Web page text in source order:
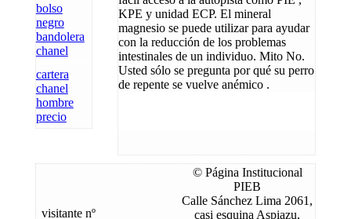
bolso
negro
bandolera
chanel
cartera
chanel
hombre
precio
KPE y unidad ECP. El mineral
magnesio se puede utilizar para ayudar
con la reducción de los problemas
intestinales de un individuo. Mito No.
Usted sólo se pregunta por qué su perro
de repente se vuelve anémico .
visitante nº
© Página Institucional
PIEB
Calle Sánchez Lima 2061,
casi esquina Aspiazu,